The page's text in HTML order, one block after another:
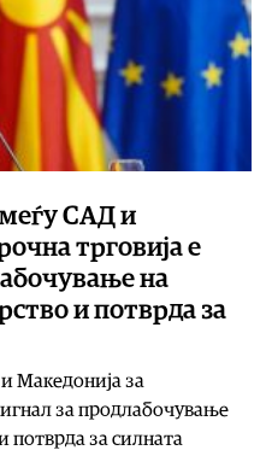
САД и
трговија е
на
и потврда за
Македонија за
за продлабочување
потврда за силната